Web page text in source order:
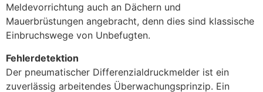
Meldevorrichtung auch an Dächern und
Mauerbrüstungen angebracht, denn dies sind klassische
Einbruchswege von Unbefugten.
Fehlerdetektion
Der pneumatischer Differenzialdruckmelder ist ein
zuverlässig arbeitendes Überwachungsprinzip. Ein